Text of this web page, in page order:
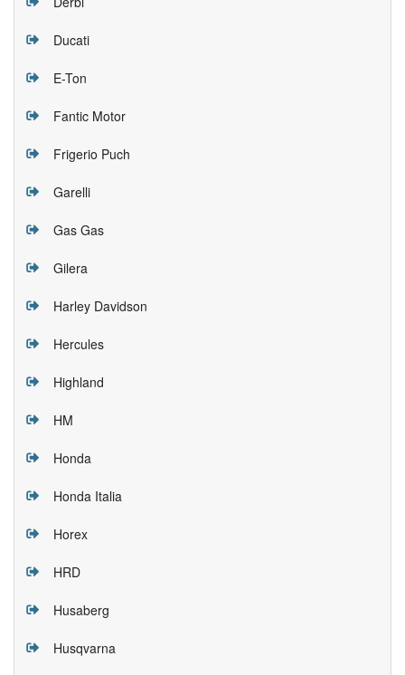
Ducati
E-Ton
Fantic Motor
Frigerio Puch
Garelli
Gas Gas
Gilera
Harley Davidson
Hercules
Highland
HM
Honda
Honda Italia
Horex
HRD
Husaberg
Husqvarna